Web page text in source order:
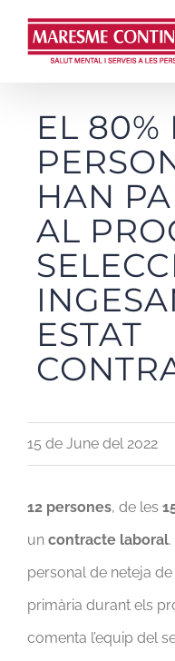
Saltar
EL 80%
HAN
AL
ESTAT
15 de June del 2022
12 persones, de les
un contracte laboral
personal de neteja
primària durant els
comenta l’equip del